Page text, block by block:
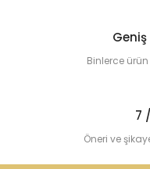
Binlerce
7
Öneri ve